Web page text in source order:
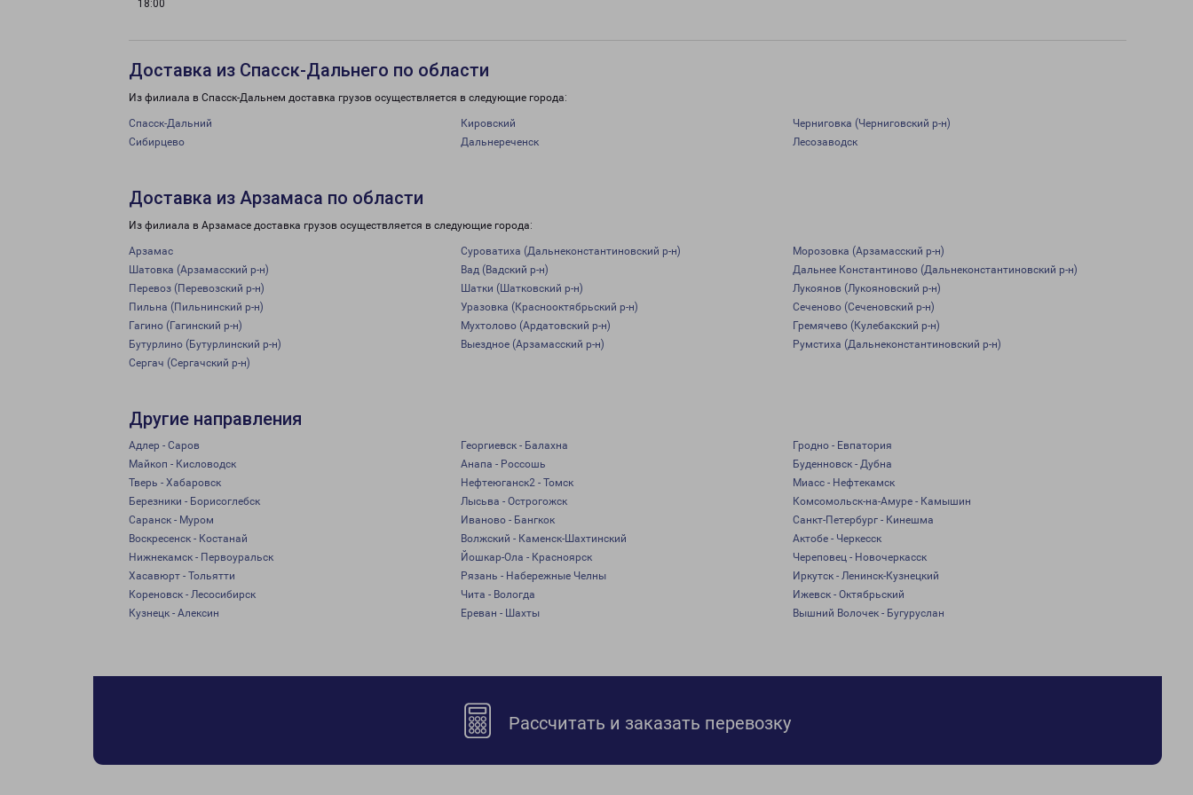
18:00
Доставка из Спасск-Дальнего по области
Из филиала в Спасск-Дальнем доставка грузов осуществляется в следующие города:
Спасск-Дальний Кировский
Черниговка (Черниговский р-н)
Сибирцево
Дальнереченск Лесозаводск
Доставка из Арзамаса по области
Из филиала в Арзамасе доставка грузов осуществляется в следующие города:
Арзамас Суроватиха (Дальнеконстантиновский р-н)
Морозовка (Арзамасский р-н)
Шатовка (Арзамасский р-н)
Вад (Вадский р-н)
Дальнее Константиново (Дальнеконстантиновский р-н)
Перевоз (Перевозский р-н)
Шатки (Шатковский р-н)
Лукоянов (Лукояновский р-н)
Пильна (Пильнинский р-н)
Уразовка (Краснооктябрьский р-н)
Сеченово (Сеченовский р-н)
Гагино (Гагинский р-н)
Мухтолово (Ардатовский р-н)
Гремячево (Кулебакский р-н)
Бутурлино (Бутурлинский р-н)
Выездное (Арзамасский р-н)
Румстиха (Дальнеконстантиновский р-н)
Сергач (Сергачский р-н)
Другие направления
Адлер - Саров Георгиевск - Балахна
Гродно - Евпатория
Майкоп - Кисловодск
Анапа - Россошь
Буденновск - Дубна
Тверь - Хабаровск
Нефтеюганск2 - Томск
Миасс - Нефтекамск
Березники - Борисоглебск
Лысьва - Острогожск
Комсомольск-на-Амуре - Камышин
Саранск - Муром
Иваново - Бангкок
Санкт-Петербург - Кинешма
Воскресенск - Костанай
Волжский - Каменск-Шахтинский
Актобе - Черкесск
Нижнекамск - Первоуральск
Йошкар-Ола - Красноярск
Череповец - Новочеркасск
Хасавюрт - Тольятти
Рязань - Набережные Челны
Иркутск - Ленинск-Кузнецкий
Кореновск - Лесосибирск
Чита - Вологда
Ижевск - Октябрьский
Кузнецк - Алексин
Ереван - Шахты Вышний Волочек - Бугуруслан
Рассчитать и заказать перевозку